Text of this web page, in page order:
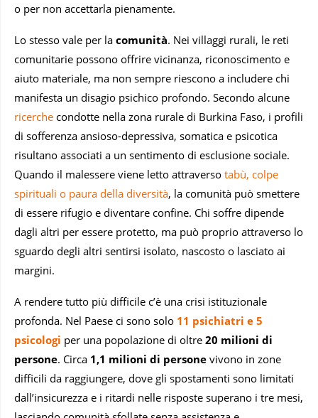
o per non accettarla pienamente.
Lo stesso vale per la comunità. Nei villaggi rurali, le reti
comunitarie possono offrire vicinanza, riconoscimento e
aiuto materiale, ma non sempre riescono a includere chi
manifesta un disagio psichico profondo. Secondo alcune
ricerche condotte nella zona rurale di Burkina Faso, i profili
di sofferenza ansioso-depressiva, somatica e psicotica
risultano associati a un sentimento di esclusione sociale.
Quando il malessere viene letto attraverso tabù, colpe
spirituali o paura della diversità, la comunità può smettere
di essere rifugio e diventare confine. Chi soffre dipende
dagli altri per essere protetto, ma può proprio attraverso lo
sguardo degli altri sentirsi isolato, nascosto o lasciato ai
margini.
A rendere tutto più difficile c’è una crisi istituzionale
profonda. Nel Paese ci sono solo 11 psichiatri e 5
psicologi per una popolazione di oltre 20 milioni di
persone. Circa 1,1 milioni di persone vivono in zone
difficili da raggiungere, dove gli spostamenti sono limitati
dall’insicurezza e i ritardi nelle risposte superano i tre mesi,